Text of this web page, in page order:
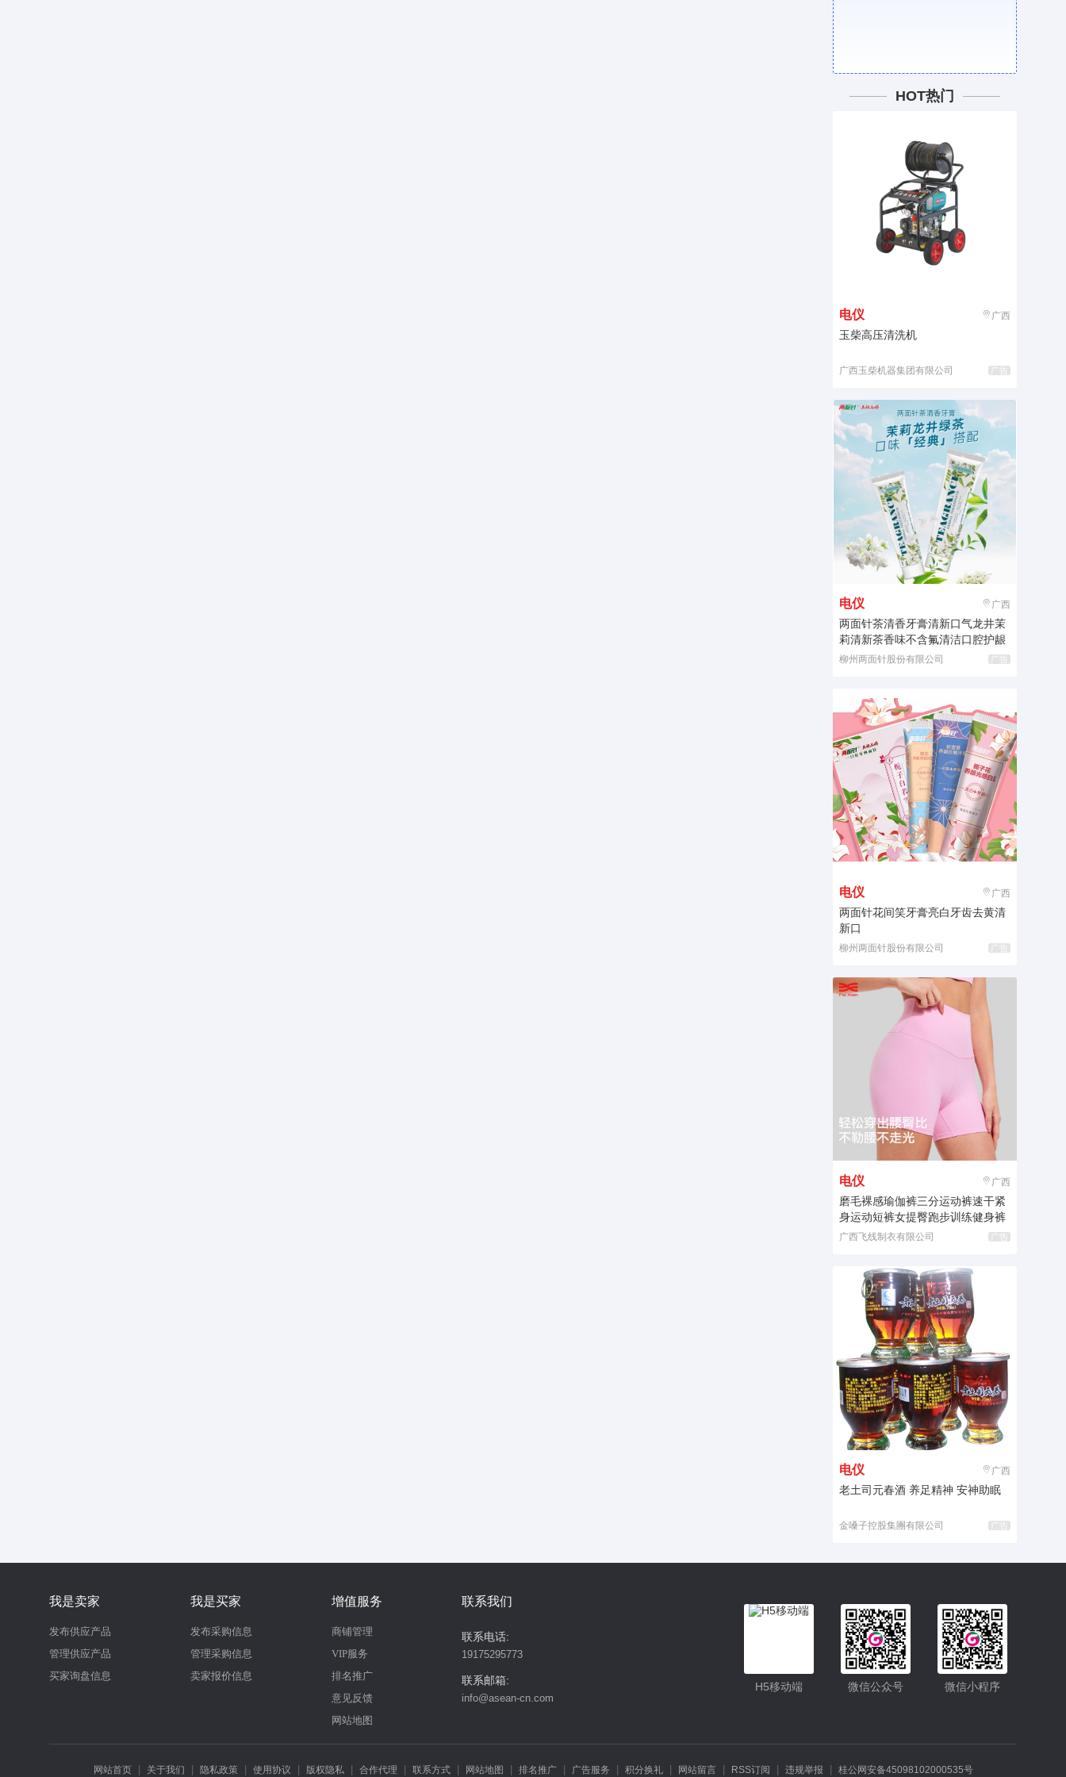
HOT热门
电仪 广西
玉柴高压清洗机
广西玉柴机器集团有限公司 广告
电仪 广西
两面针茶清香牙膏清新口气龙井茉
莉清新茶香味不含氟清洁口腔护龈
柳州两面针股份有限公司 广告
电仪 广西
两面针花间笑牙膏亮白牙齿去黄清
新口
柳州两面针股份有限公司 广告
电仪 广西
磨毛裸感瑜伽裤三分运动裤速干紧
身运动短裤女提臀跑步训练健身裤
广西飞线制衣有限公司 广告
电仪 广西
老土司元春酒 养足精神 安神助眠
金嗓子控股集團有限公司 广告
我是卖家
发布供应产品
管理供应产品
买家询盘信息
我是买家
发布采购信息
管理采购信息
卖家报价信息
增值服务
商铺管理
VIP服务
排名推广
意见反馈
网站地图
联系我们
联系电话:
19175295773
联系邮箱:
info@asean-cn.com
微信小程序
微信公众号
H5移动端
网站首页| 关于我们 | 隐私政策| 使用协议 | 版权隐私 | 合作代理 | 联系方式| 网站地图 | 排名推广| 广告服务 | 积分换礼| 网站留言| RSS订阅 | 违规举报 | 桂公网安备45098102000535号